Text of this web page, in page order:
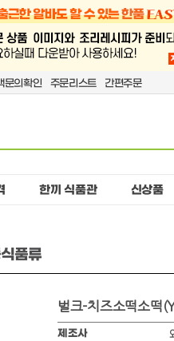
문의확인 주문리스트 간편주문
한끼 식품관 신상품
품류
벌크-치즈소떡소떡
제조사